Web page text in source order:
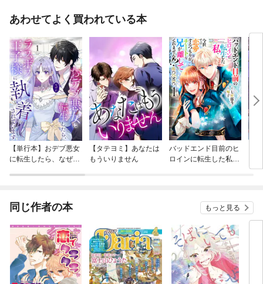
あわせてよく買われている本
【単行本】おデブ悪女
に転生したら、なぜか
【タテヨミ】あなたは
もういりません
バッドエンド目前のヒ
ロインに転生した私、
同じ作者の本 もっと見る